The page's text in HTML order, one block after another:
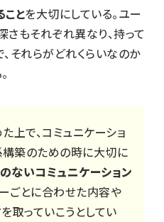
とを大切にしている。ユー
もそれぞれ異なり、持って
それらがどれくらいなのか
上で、コミュニケーショ
構築のための時に大切に
ないコミュニケーション
ーごとに合わせた内容や
取っていこうとしてい